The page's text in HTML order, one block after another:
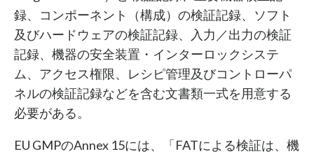
録、コンポーネント（構成）の検証記録、ソフト
及びハードウェアの検証記録、入力／出力の検証
記録、機器の安全装置・インターロックシステ
ム、アクセス権限、レシピ管理及びコントローパ
ネルの検証記録などを含む文書類一式を用意する
必要がある。
EU GMPのAnnex 15には、「FATによる検証は、機